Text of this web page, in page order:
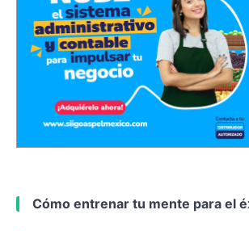
Cómo entrenar tu mente para el